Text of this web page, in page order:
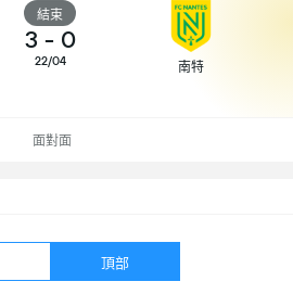
結束
3 - 0
22/04 南特
面對面
頂部